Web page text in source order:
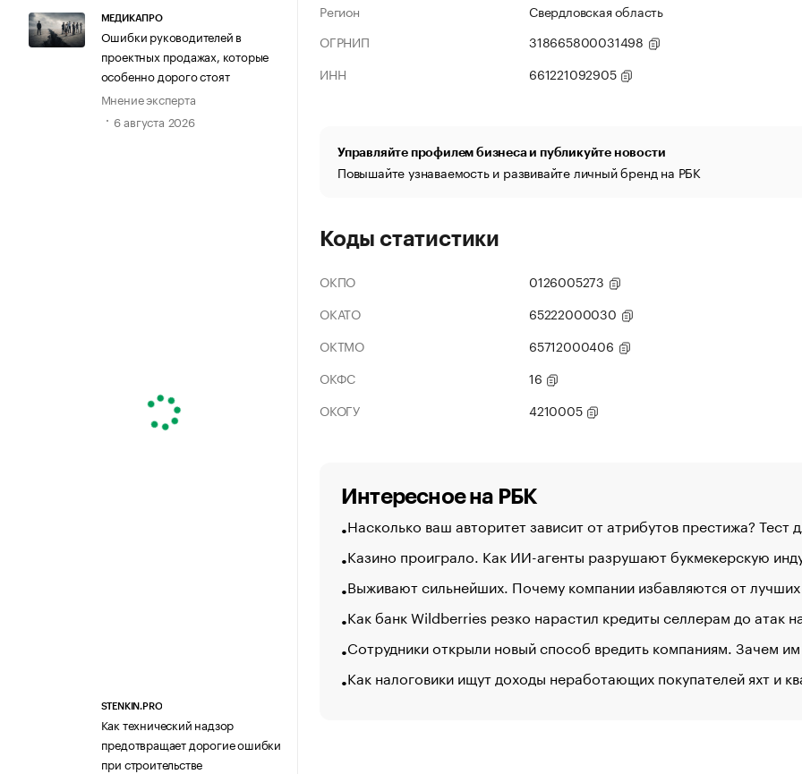
МЕДИКАПРО
Ошибки руководителей в
проектных продажах, которые
особенно дорого стоят
Мнение эксперта
6 августа 2026
STENKIN.PRO
Как технический надзор
предотвращает дорогие ошибки
при строительстве
Регион
Свердловская область
ОГРНИП
318665800031498
ИНН
661221092905
Управляйте профилем бизнеса и публикуйте новости
Повышайте узнаваемость и развивайте личный бренд на РБК
Коды статистики
ОКПО
0126005273
ОКАТО
65222000030
ОКТМО
65712000406
ОКФС
16
ОКОГУ
4210005
Интересное на РБК
Насколько ваш авторитет зависит от атрибутов престижа? Тест
Казино проиграло. Как ИИ-агенты разрушают букмекерскую
Выживают сильнейших. Почему компании избавляются от лучших
Как банк Wildberries резко нарастил кредиты селлерам до атак
Сотрудники открыли новый способ вредить компаниям. Зачем
Как налоговики ищут доходы неработающих покупателей яхт и